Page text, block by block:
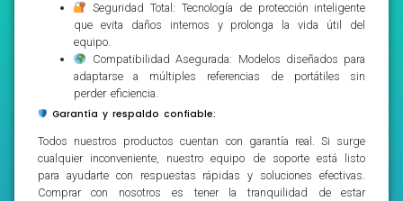
Seguridad Total: Tecnología de protección inteligente
que evita daños internos y prolonga la vida útil del
equipo.
Compatibilidad Asegurada: Modelos diseñados para
adaptarse a múltiples referencias de portátiles sin
perder eficiencia.
Garantía y respaldo confiable:
Todos nuestros productos cuentan con garantía real. Si surge
cualquier inconveniente, nuestro equipo de soporte está listo
para ayudarte con respuestas rápidas y soluciones efectivas.
Comprar con nosotros es tener la tranquilidad de estar